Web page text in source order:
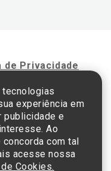
de Privacidade
OS DIREITOS RESERVADOS
Einstein, 627 - Morumbi - São
experiência em
publicidade e
Ao
com tal
acesse nossa
Cookies.